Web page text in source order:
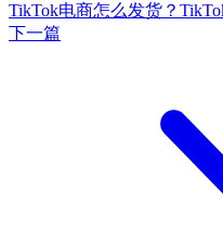
TikTok电商怎么发货？
下一篇